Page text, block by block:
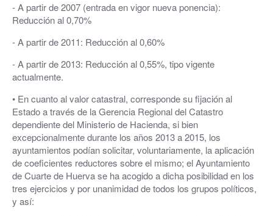
- A partir de 2007 (entrada en vigor nueva ponencia):
Reducción al 0,70%
- A partir de 2011: Reducción al 0,60%
- A partir de 2013: Reducción al 0,55%, tipo vigente
actualmente.
• En cuanto al valor catastral, corresponde su fijación al
Estado a través de la Gerencia Regional del Catastro
dependiente del Ministerio de Hacienda, si bien
excepcionalmente durante los años 2013 a 2015, los
ayuntamientos podían solicitar, voluntariamente, la aplicación
de coeficientes reductores sobre el mismo; el Ayuntamiento
de Cuarte de Huerva se ha acogido a dicha posibilidad en los
tres ejercicios y por unanimidad de todos los grupos políticos,
y así: